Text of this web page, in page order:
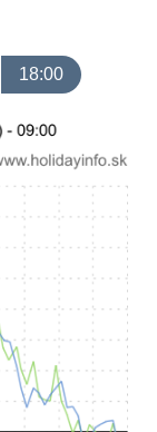
18:00